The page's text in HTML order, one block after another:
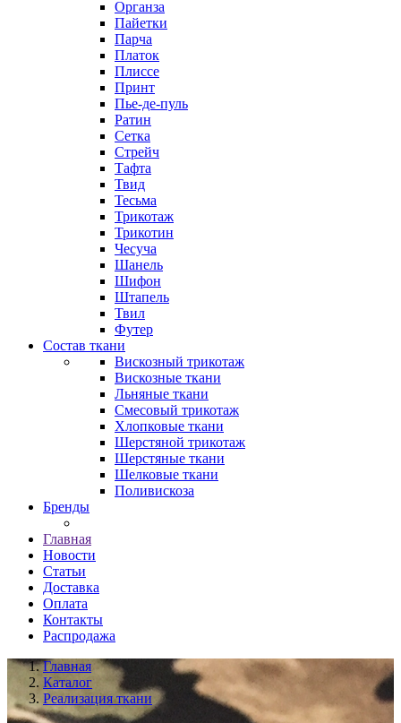
Органза
Пайетки
Парча
Платок
Плиссе
Принт
Пье-де-пуль
Ратин
Сетка
Стрейч
Тафта
Твид
Тесьма
Трикотаж
Трикотин
Чесуча
Шанель
Шифон
Штапель
Твил
Футер
Состав ткани
Вискозный трикотаж
Вискозные ткани
Льняные ткани
Смесовый трикотаж
Хлопковые ткани
Шерстяной трикотаж
Шерстяные ткани
Шелковые ткани
Поливискоза
Бренды
Главная
Новости
Статьи
Доставка
Оплата
Контакты
Распродажа
Главная
Каталог
Реализация ткани